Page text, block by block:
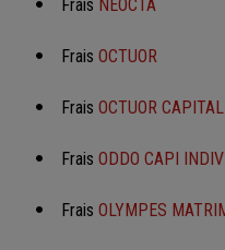
Frais NEOCTA
Frais OCTUOR
Frais OCTUOR
Frais ODDO CAPI
Frais OLYMPES